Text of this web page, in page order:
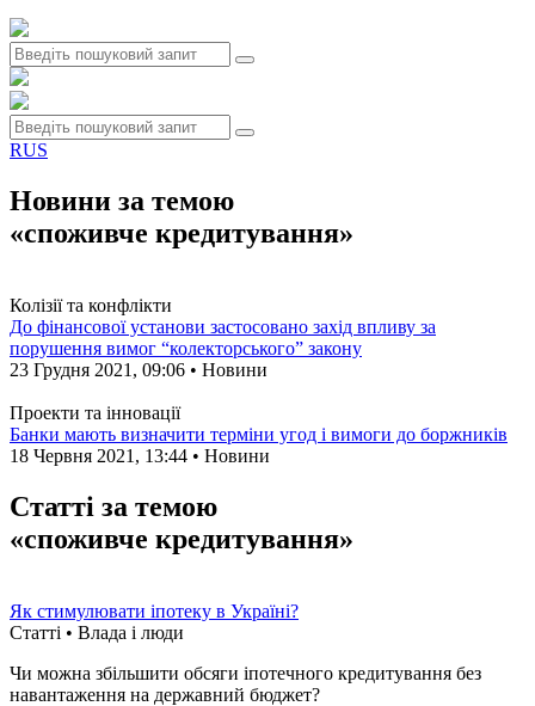
RUS
Новини за темою
«споживче кредитування»
Колізії та конфлікти
До фінансової установи застосовано захід впливу за
порушення вимог “колекторського” закону
23 Грудня 2021, 09:06 • Новини
Проекти та інновації
Банки мають визначити терміни угод і вимоги до боржників
18 Червня 2021, 13:44 • Новини
Статті за темою
«споживче кредитування»
Як стимулювати іпотеку в Україні?
Статті • Влада i люди
Чи можна збільшити обсяги іпотечного кредитування без
навантаження на державний бюджет?